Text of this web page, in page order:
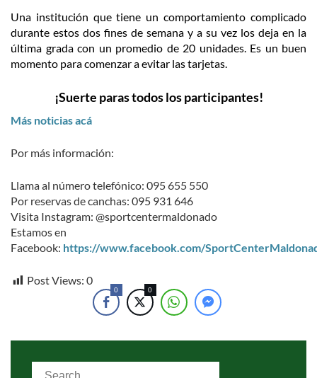
Una institución que tiene un comportamiento complicado
durante estos dos fines de semana y a su vez los deja en la
última grada con un promedio de 20 unidades. Es un buen
momento para comenzar a evitar las tarjetas.
¡Suerte paras todos los participantes!
Más noticias acá
Por más información:
Llama al número telefónico: 095 655 550
Por reservas de canchas: 095 931 646
Visita Instagram: @sportcentermaldonado
Estamos en
Facebook: https://www.facebook.com/
Post Views: 0
0 0
Search